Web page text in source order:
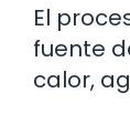
El
fuente
calor,